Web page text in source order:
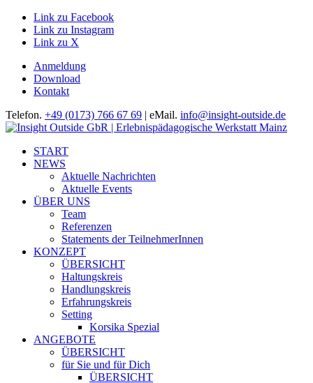
Link zu Facebook
Link zu Instagram
Link zu X
Anmeldung
Download
Kontakt
Telefon. +49 (0173) 766 67 69 | eMail. info@insight-outside.de
START
NEWS
Aktuelle Nachrichten
Aktuelle Events
ÜBER UNS
Team
Referenzen
Statements der TeilnehmerInnen
KONZEPT
ÜBERSICHT
Haltungskreis
Handlungskreis
Erfahrungskreis
Setting
Korsika Spezial
ANGEBOTE
ÜBERSICHT
für Sie und für Dich
ÜBERSICHT